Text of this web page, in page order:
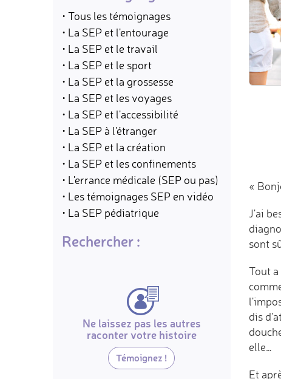
• Tous les témoignages
• La SEP et l'entourage
• La SEP et le travail
• La SEP et le sport
• La SEP et la grossesse
• La SEP et les voyages
• La SEP et l'accessibilité
• La SEP à l'étranger
• La SEP et la création
• La SEP et les confinements
• L'errance médicale (SEP ou pas)
• Les témoignages SEP en vidéo
• La SEP pédiatrique
Rechercher :
Ne laissez pas les autres
raconter votre histoire
Témoignez !
«
J'ai
sont
Tout
dis
elle…
Et